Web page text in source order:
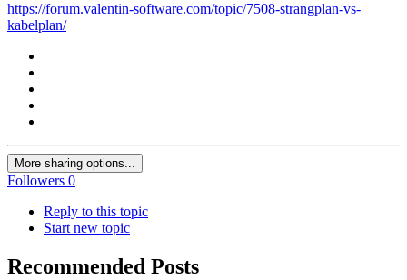
https://forum.valentin-software.com/topic/7508-strangplan-vs-
kabelplan/
More sharing options...
Followers 0
Reply to this topic
Start new topic
Recommended Posts